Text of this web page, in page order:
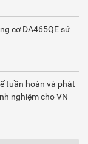
cơ DA465QE sử
tuần hoàn và phát
nghiệm cho VN